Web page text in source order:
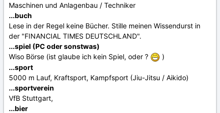
Maschinen und Anlagenbau / Techniker
...buch
Lese in der Regel keine Bücher. Stille meinen Wissendurst in
der "FINANCIAL TIMES DEUTSCHLAND".
...spiel (PC oder sonstwas)
Wiso Börse (ist glaube ich kein Spiel, oder ?
)
...sport
5000 m Lauf, Kraftsport, Kampfsport (Jiu-Jitsu / Aikido)
...sportverein
VfB Stuttgart,
...bier